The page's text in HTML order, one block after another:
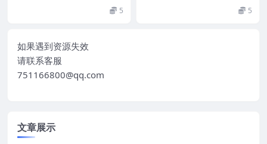
VR HubeiChinavertちゅう
ごくほびしょうvert중국호북
5
VR vert몰디브vertモルディ
ブvertMaldives 超清8K 0525
如果遇到资源失效
请联系客服
751166800@qq.com
文章展示